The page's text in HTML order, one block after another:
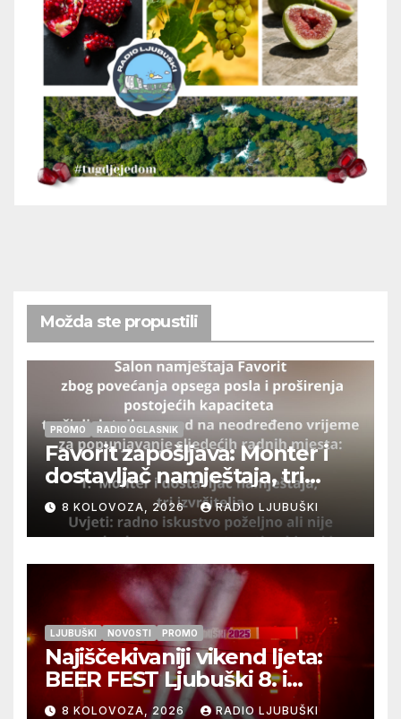
Možda ste propustili
PROMO RADIO OGLASNIK
Favorit zapošljava: Monter i
dostavljač namještaja, tri
izvršitelja
8 KOLOVOZA, 2026 RADIO LJUBUŠKI
LJUBUŠKI NOVOSTI PROMO
Najiščekivaniji vikend ljeta:
BEER FEST Ljubuški 8. i
9.kolovoza
8 KOLOVOZA, 2026 RADIO LJUBUŠKI